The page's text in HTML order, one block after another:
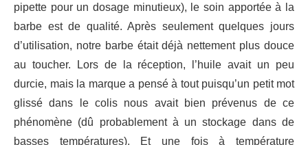
pipette pour un dosage minutieux), le soin apportée à la
barbe est de qualité. Après seulement quelques jours
d’utilisation, notre barbe était déjà nettement plus douce
au toucher. Lors de la réception, l’huile avait un peu
durcie, mais la marque a pensé à tout puisqu’un petit mot
glissé dans le colis nous avait bien prévenus de ce
phénomène (dû probablement à un stockage dans de
basses températures). Et une fois à température